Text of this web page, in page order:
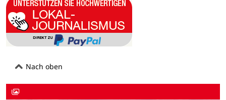
Nach oben